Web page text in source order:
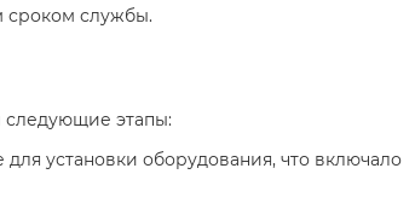
сроком службы.
следующие этапы:
установки оборудования, что включало